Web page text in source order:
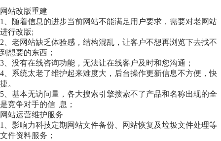
网站改版重建
1、随着信息的进步当前网站不能满足用户要求，需要对老网站
进行改版;
2、老网站缺乏体验感，结构混乱，让客户不想再浏览下去找不
到想要的东西；
3、没有在线咨询功能，无法让在线客户及时和您沟通；
4、系统太老了维护起来难度大，后台操作更新信息不方便，快
捷。
5、基本无访问量，各大搜索引擎搜索不了产品和名称出现的全
是竞争对手的信 息；
网站运营维护服务
1、影响力科技定期网站文件备份、网站恢复及垃圾文件处理等
文件资料服务；